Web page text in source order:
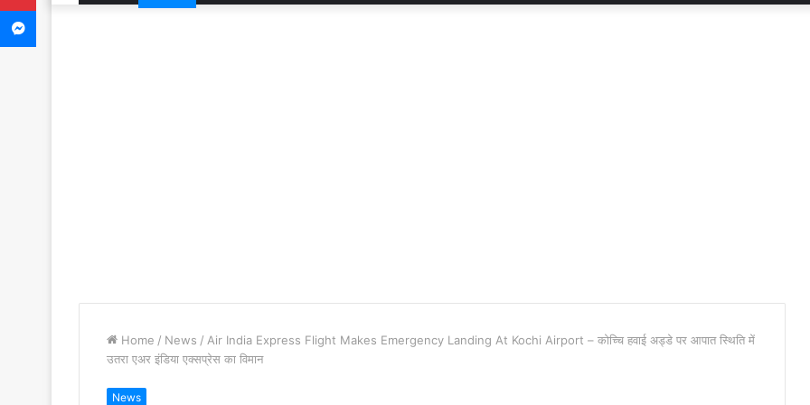
Home / News / Air India Express Flight Makes Emergency Landing At Kochi Airport – कोच्चि हवाई अड्डे पर आपात स्थिति में
उतरा एअर इंडिया एक्सप्रेस का विमान
News